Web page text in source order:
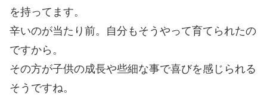
を持ってます。
辛いのが当たり前。自分もそうやって育てられたの
ですから。
その方が子供の成長や些細な事で喜びを感じられる
そうですね。